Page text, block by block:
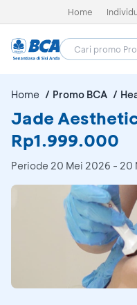
Home Individu
Home Promo BCA
Jade
Rp1.999.000
Periode 20 Mei 2026 - 20